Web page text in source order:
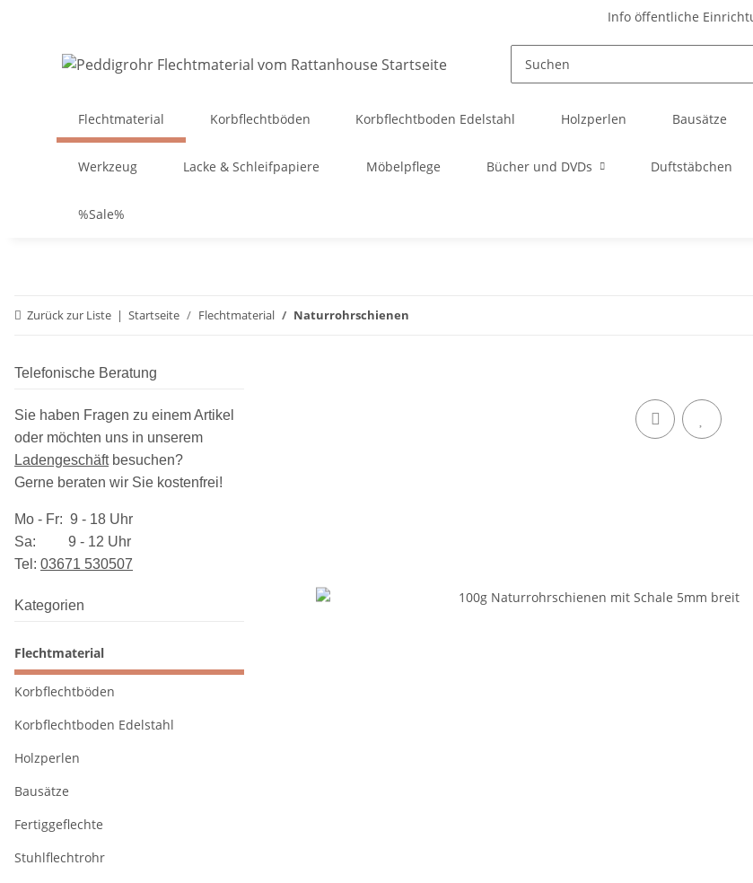
Info öffentliche
Flechtmaterial Korbflechtböden Korbflechtboden Edelstahl Holzperlen Bausätze
Werkzeug Lacke & Schleifpapiere Möbelpflege Bücher und DVDs Duftstäbchen
%Sale%
Zurück zur Liste Startseite Flechtmaterial Naturrohrschienen
Telefonische Beratung
Sie haben Fragen zu einem Artikel
oder möchten uns in unserem
Ladengeschäftbesuchen?
Gerne beraten wir Sie kostenfrei!
Mo - Fr: 9 - 18 Uhr
Sa: 9 - 12 Uhr
Tel: 03​671 530507
Kategorien
Flechtmaterial
Korbflechtböden
Korbflechtboden Edelstahl
Holzperlen
Bausätze
Fertiggeflechte
Stuhlflechtrohr